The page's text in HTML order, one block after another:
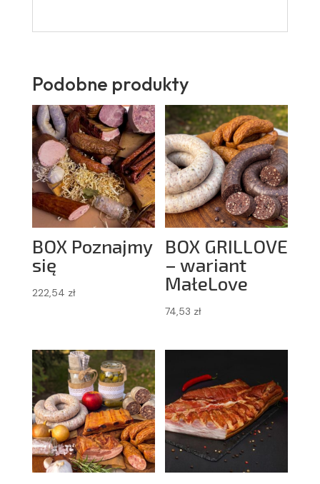
Podobne produkty
BOX Poznajmy
się
222,54 zł
BOX GRILLOVE
– wariant
MałeLove
74,53 zł